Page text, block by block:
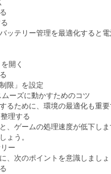
ッテリー管理を最適化すると
開く
限」を設定
ーズに動かすためのコツ
るために、環境の最適化も重
理する
、ゲームの処理速度が低下し
ょう。
ー
、次のポイントを意識しまし